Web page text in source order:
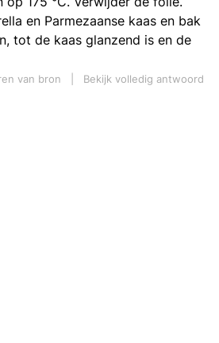
en Parmezaanse kaas en bak
tot de kaas glanzend is en de
van bron
Bekijk volledig antwoord